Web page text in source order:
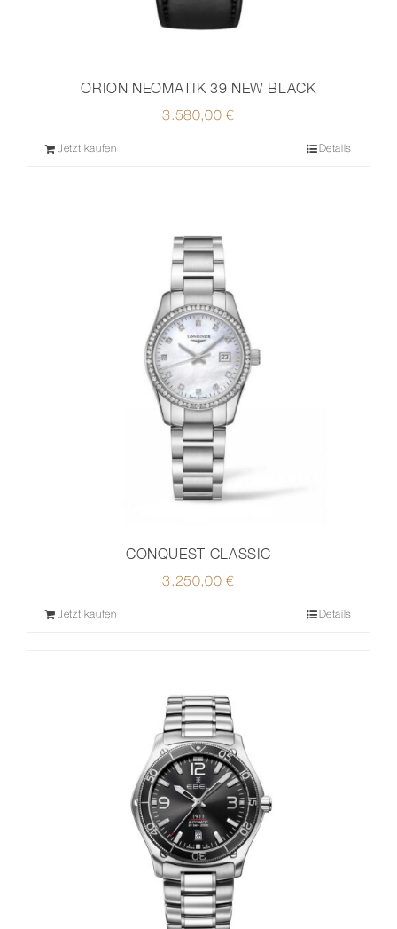
ORION NEOMATIK 39 NEW BLACK
3.580,00€
Jetzt kaufen Details
CONQUEST CLASSIC
3.250,00€
Jetzt kaufen Details